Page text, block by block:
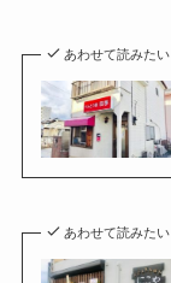
あわせて読みたい
あわせて読みたい